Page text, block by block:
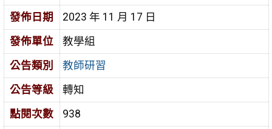
發佈日期
2023 年 11 月 17 日
發佈單位
教學組
公告類別
教師研習
公告等級
轉知
點閱次數
938